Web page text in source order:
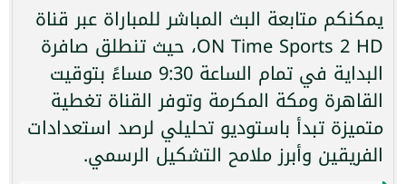
يمكنكم متابعة البث المباشر للمباراة عبر قناة
ON Time Sports 2 HD، حيث تنطلق صافرة
البداية في تمام الساعة 9:30 مساءً بتوقيت
القاهرة ومكة المكرمة وتوفر القناة تغطية
متميزة تبدأ باستوديو تحليلي لرصد استعدادات
الفريقين وأبرز ملامح التشكيل الرسمي.